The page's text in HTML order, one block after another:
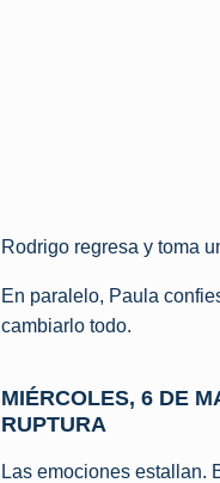
Rodrigo regresa y toma
En paralelo, Paula
cambiarlo todo.
MIÉRCOLES, 6 DE
RUPTURA
Las emociones estallan.